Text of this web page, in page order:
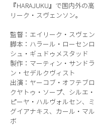
『HARAJUKU』で国内外の
リーク・スヴェンソン。
監督：エイリーク・スヴェ
脚本：ハラール・ローセン
シュ・ギュドゥメスタッド
製作：マーティン・サンド
ン・セデルクヴィスト
出演：ヤーコブ・オフテブ
クヤトゥ・ソープ、シルエ
ピーヤ・ハルヴォルセン、
グイアナキス、カール・マ
ボ